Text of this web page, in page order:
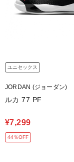
ユニセックス
JORDAN (ジョーダン)
ルカ 77 PF
¥7,299
44％OFF